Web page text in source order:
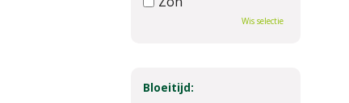
Wis selectie
Bloeitijd: